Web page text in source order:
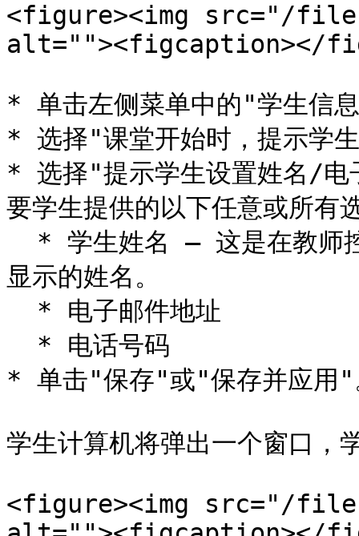
<figure><img src="/
alt=""><figcaption></
* 单击左侧菜单中的"学生信
* 选择"课堂开始时，提示学
* 选择"提示学生设置姓名/电
要学生提供的以下任意或所有
显示的姓名。
* 单击"保存"或"保存并应用"
学生计算机将弹出一个窗口，
<figure><img src="/